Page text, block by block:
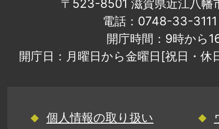
〒523-8501 滋賀県近江八幡
電話：0748-33-
開庁時間：9時から
開庁日：月曜日から金曜日[祝日・
個人情報の取り扱い